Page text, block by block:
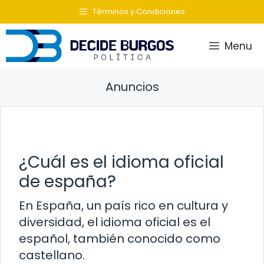
al
contenido
Términos y Condiciones
Menu
Anuncios
¿Cuál es el idioma oficial
de españa?
En España, un país rico en cultura y
diversidad, el idioma oficial es el
español, también conocido como
castellano.